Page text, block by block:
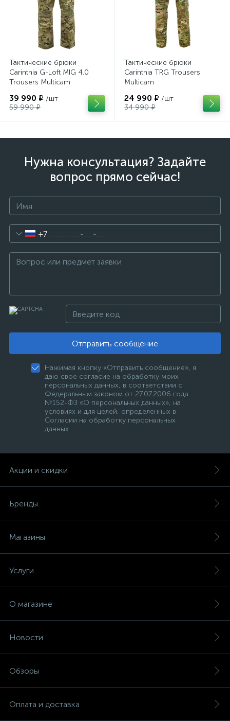
Тактические брюки
Carinthia G-Loft MIG 4.0
Trousers Multicam
39 990 ₽ /шт
59 990 ₽
Тактические брюки
Carinthia TRG Trousers
Multicam
24 990 ₽ /шт
34 990 ₽
Нужна консультация? Задайте
вопрос прямо сейчас!
+7
Отправить сообщение
Нажимая кнопку «Отправить сообщение», я
даю свое согласие на обработку моих
персональных данных, в соответствии с
Федеральным законом от 27.07.2006 года
№152-ФЗ «О персональных данных», на
условиях и для целей, определенных в
Согласии на обработку персональных
данных
Акции и скидки
Бренды
Магазины
Услуги
О магазине
Новости
Обзоры
Оплата и доставка